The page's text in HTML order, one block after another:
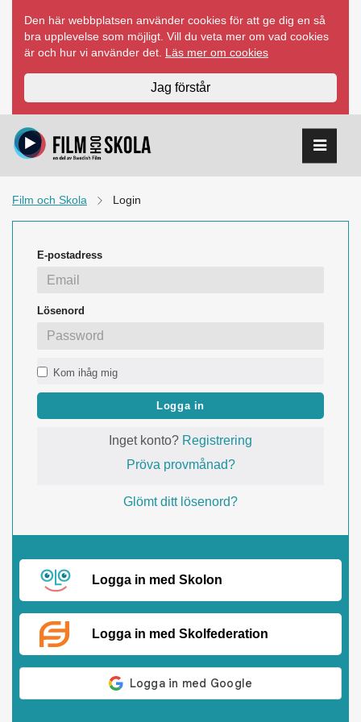
innehåll
Den här webbplatsen använder cookies för att ge dig en så
bra upplevelse som möjligt. Vill du veta mer om vad cookies
är och hur vi använder det. Läs mer om cookies
Jag förstår
Film och Skola Login
E-postadress
Lösenord
Kom ihåg mig
Logga in
Inget konto? Registrering
Pröva provmånad?
Glömt ditt lösenord?
Logga in med Skolon
Logga in med Skolfederation